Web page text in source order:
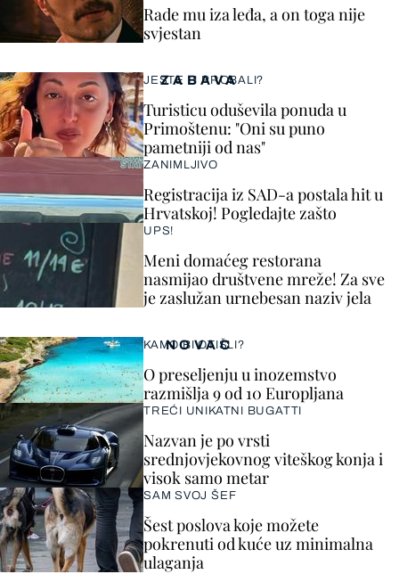
ZABAVA
JESTE LI PROBALI?
Turisticu oduševila ponuda u
Primoštenu: "Oni su puno
pametniji od nas"
ZANIMLJIVO
Registracija iz SAD-a postala hit u
Hrvatskoj! Pogledajte zašto
UPS!
Meni domaćeg restorana
nasmijao društvene mreže! Za sve
je zaslužan urnebesan naziv jela
Rade mu iza leđa, a on toga nije
svjestan
NOVAC
KAMO BI OTIŠLI?
O preseljenju u inozemstvo
razmišlja 9 od 10 Europljana
TREĆI UNIKATNI BUGATTI
Nazvan je po vrsti
srednjovjekovnog viteškog konja i
visok samo metar
SAM SVOJ ŠEF
Šest poslova koje možete
pokrenuti od kuće uz minimalna
ulaganja